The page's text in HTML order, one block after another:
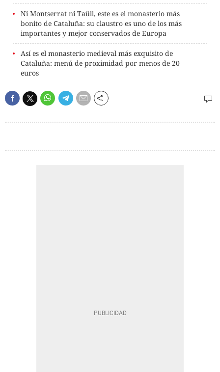
Ni Montserrat ni Taüll, este es el monasterio más
bonito de Cataluña: su claustro es uno de los más
importantes y mejor conservados de Europa
Así es el monasterio medieval más exquisito de
Cataluña: menú de proximidad por menos de 20
euros